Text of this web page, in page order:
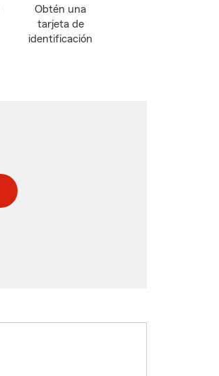
Obtén una
tarjeta de
identificación